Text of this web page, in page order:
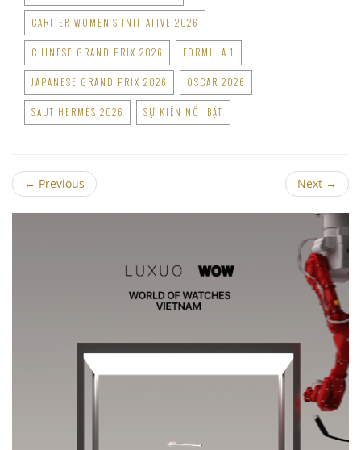
CARTIER WOMEN’S INITIATIVE 2026
CHINESE GRAND PRIX 2026 FORMULA 1
JAPANESE GRAND PRIX 2026 OSCAR 2026
SAUT HERMÈS 2026 SỰ KIỆN NỔI BẬT
← Previous Next →